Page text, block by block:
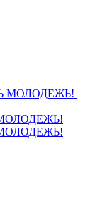
МОЛОДЕЖЬ!
МОЛОДЕЖЬ!